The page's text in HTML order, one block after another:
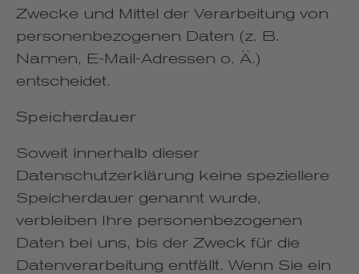
Zwecke und Mittel der Verarbeitung von
personenbezogenen Daten (z. B.
Namen, E-Mail-Adressen o. Ä.)
entscheidet.
Speicherdauer
Soweit innerhalb dieser
Datenschutzerklärung keine speziellere
Speicherdauer genannt wurde,
verbleiben Ihre personenbezogenen
Daten bei uns, bis der Zweck für die
Datenverarbeitung entfällt. Wenn Sie ein